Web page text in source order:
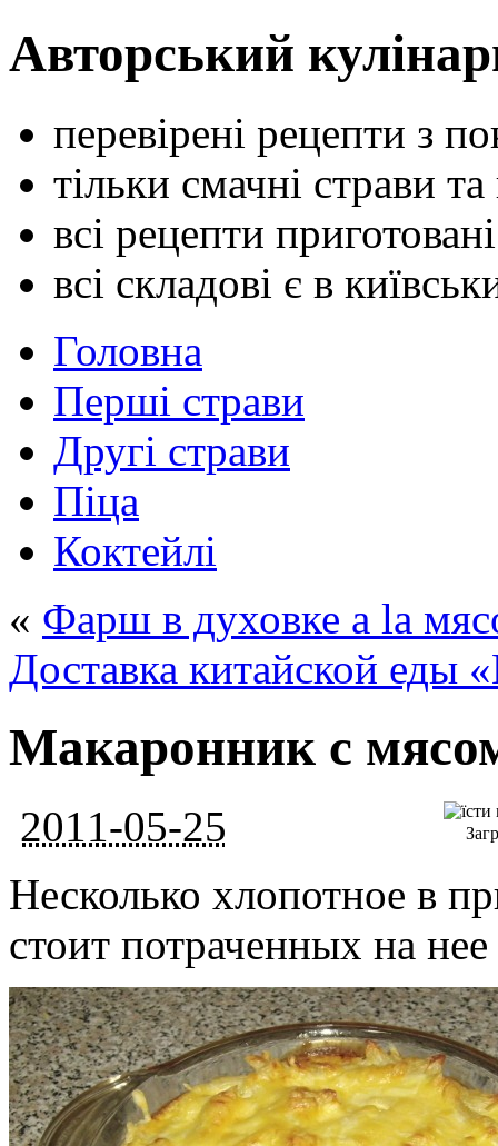
Авторський
перевірені рецепти з
тільки смачні страви та
всі рецепти
всі складові є в
Головна
Перші страви
Другі страви
Піца
Коктейлі
« Фарш в духовке a la
Доставка китайской еды
Макаронник с
2011-05-25
Несколько хлопотное в
стоит потраченных на